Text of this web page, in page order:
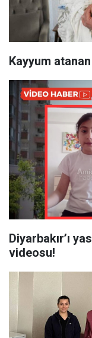
Kayyum
Diyarbakır’ı
videosu!